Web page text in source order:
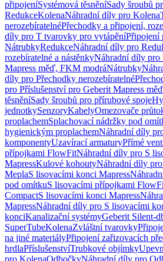
připojeníSystémová těsněníSady šroubů
RedukceKolenaNáhradní díly pro Kolena
nerozebíratelnéPřechodky a připojení,
díly pro T tvarovky pro vytápěníPřipojení
NátrubkyRedukceNáhradní díly pro
rozebíratelné a nástěnkyNáhradní díly pro
Mapress měď, FKM modráNátrubky
díly pro Přechodky nerozebíratelné
pro Příslušenství pro Geberit Mapress měď
těsněníSady šroubů pro přírubové spoje
jednotkySenzoryKabelyOmezovače
proplachemSplachovací nádržky pod
hygienickým proplachemNáhradní díly
komponentyUzavírací armaturyPřímé
přípojkami FlowFitNáhradní díly pro S
MapressKulové kohoutyNáhradní díly
MeplaS lisovacími konci Mapress
pod omítkuS lisovacími přípojkami
CompactS lisovacími konci Mapress
MapressNáhradní díly pro S lisovacími
konciKanalizační systémyGeberit Silent-
SuperTubeKolenaZvláštní tvarovky
na jiné materiályPřipojení zařizovacích
hrdlaPříslušenstvíTrubkové objímky
pro KolenaOdbočkyNáhradní díly pro